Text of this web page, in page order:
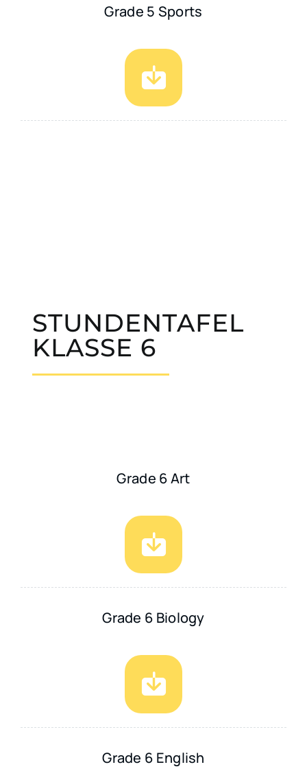
Grade 5 Sports
STUNDENTAFEL
KLASSE 6
Grade 6 Art
Grade 6 Biology
Grade 6 English